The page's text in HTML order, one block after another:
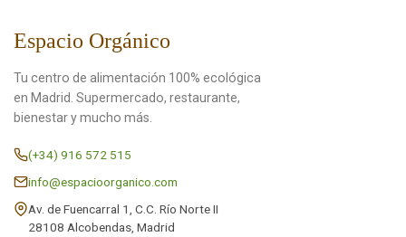
Espacio Orgánico
Tu centro de alimentación 100% ecológica
en Madrid. Supermercado, restaurante,
bienestar y mucho más.
(+34) 916 572 515
info@espacioorganico.com
Av. de Fuencarral 1, C.C. Río Norte II
28108 Alcobendas, Madrid